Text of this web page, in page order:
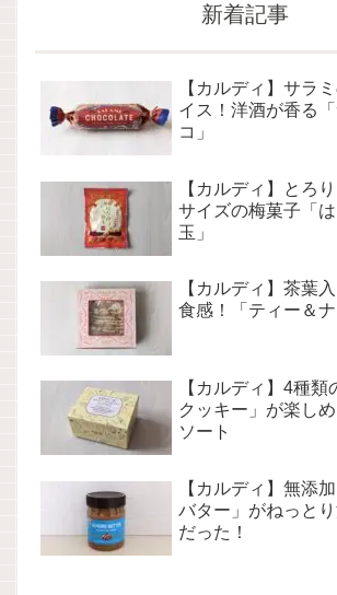
新着記事
【カルディ】サラ
イス！洋酒が香る
コ」
【カルディ】とろ
サイズの梅菓子「
玉」
【カルディ】茶葉
食感！「ティー＆ナ
【カルディ】4種類
クッキー」が楽し
ソート
【カルディ】無添
バター」がねっと
だった！